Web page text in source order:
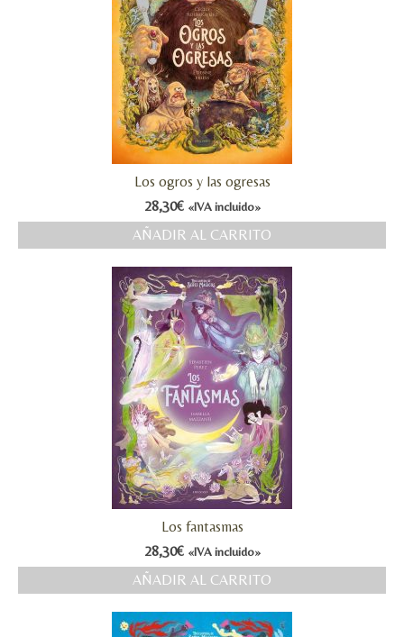
Los ogros y las ogresas
28,30€ «IVA incluido»
AÑADIR AL CARRITO
Los fantasmas
28,30€ «IVA incluido»
AÑADIR AL CARRITO